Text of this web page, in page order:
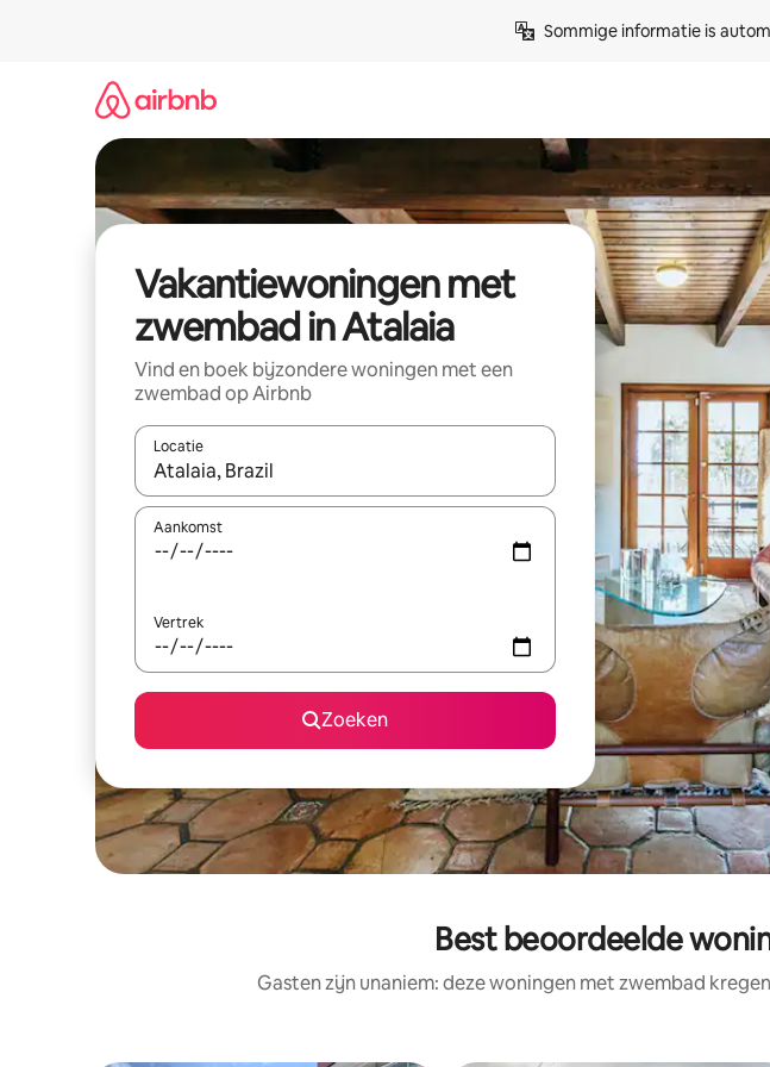
Sommige informatie is
Vakantiewoningen met
zwembad in Atalaia
Vind en boek bijzondere woningen met een
zwembad op Airbnb
Locatie
Wanneer er suggesties beschikbaar zijn, maak je een keuze met je de
Aankomst
Vertrek
Zoeken
Best beoordeelde
Gasten zijn unaniem: deze woningen met zwembad